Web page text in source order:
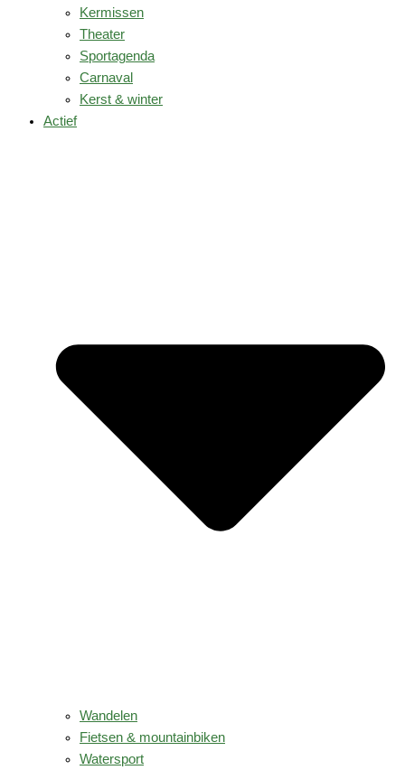
Kermissen
Theater
Sportagenda
Carnaval
Kerst & winter
Actief
Wandelen
Fietsen & mountainbiken
Watersport